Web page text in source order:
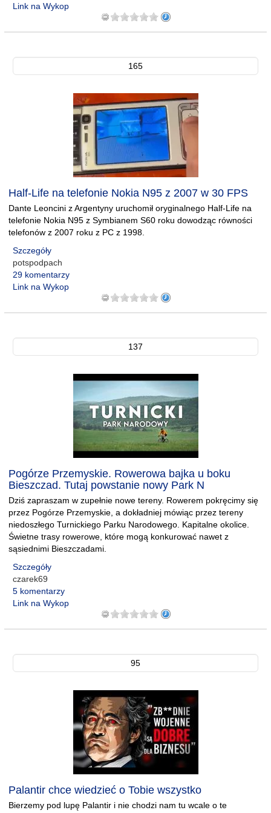
Link na Wykop
165
Half-Life na telefonie Nokia N95 z 2007 w 30 FPS
Dante Leoncini z Argentyny uruchomił oryginalnego Half-Life na
telefonie Nokia N95 z Symbianem S60 roku dowodząc równości
telefonów z 2007 roku z PC z 1998.
Szczegóły
potspodpach
29 komentarzy
Link na Wykop
137
Pogórze Przemyskie. Rowerowa bajka u boku
Bieszczad. Tutaj powstanie nowy Park N
Dziś zapraszam w zupełnie nowe tereny. Rowerem pokręcimy się
przez Pogórze Przemyskie, a dokładniej mówiąc przez tereny
niedoszłego Turnickiego Parku Narodowego. Kapitalne okolice.
Świetne trasy rowerowe, które mogą konkurować nawet z
sąsiednimi Bieszczadami.
Szczegóły
czarek69
5 komentarzy
Link na Wykop
95
Palantir chce wiedzieć o Tobie wszystko
Bierzemy pod lupę Palantir i nie chodzi nam tu wcale o te